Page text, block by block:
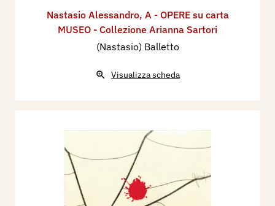
Nastasio Alessandro, A - OPERE su carta
MUSEO - Collezione Arianna Sartori
(Nastasio) Balletto
Visualizza scheda